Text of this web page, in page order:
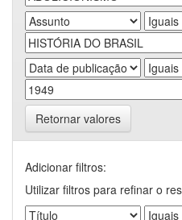
Retornar valores
Adicionar filtros:
Utilizar filtros para refinar o